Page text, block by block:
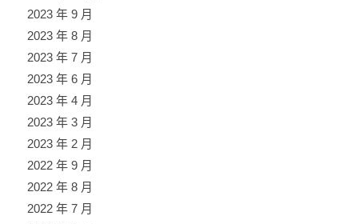
2023 年 9 月
2023 年 8 月
2023 年 7 月
2023 年 6 月
2023 年 4 月
2023 年 3 月
2023 年 2 月
2022 年 9 月
2022 年 8 月
2022 年 7 月